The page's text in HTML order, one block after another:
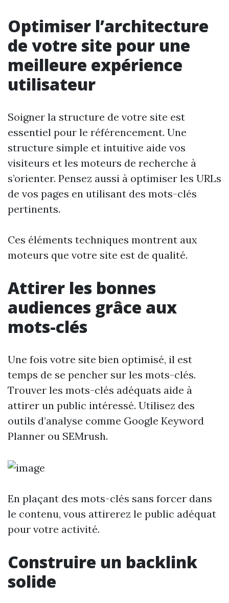
Optimiser l’architecture
de votre site pour une
meilleure expérience
utilisateur
Soigner la structure de votre site est
essentiel pour le référencement. Une
structure simple et intuitive aide vos
visiteurs et les moteurs de recherche à
s’orienter. Pensez aussi à optimiser les URLs
de vos pages en utilisant des mots-clés
pertinents.
Ces éléments techniques montrent aux
moteurs que votre site est de qualité.
Attirer les bonnes
audiences grâce aux
mots-clés
Une fois votre site bien optimisé, il est
temps de se pencher sur les mots-clés.
Trouver les mots-clés adéquats aide à
attirer un public intéressé. Utilisez des
outils d’analyse comme Google Keyword
Planner ou SEMrush.
En plaçant des mots-clés sans forcer dans
le contenu, vous attirerez le public adéquat
pour votre activité.
Construire un backlink
solide